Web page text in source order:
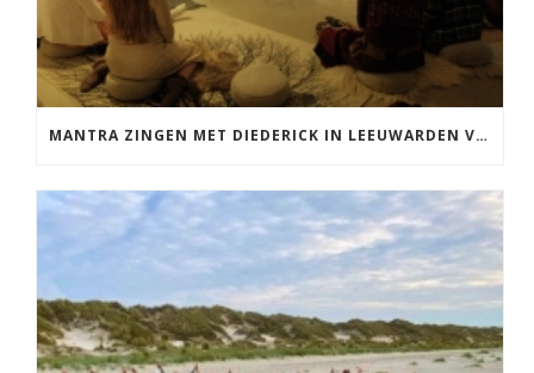
MANTRA ZINGEN MET DIEDERICK IN LEEUWARDEN VRIJDAG 12 JUNI KIRTAN